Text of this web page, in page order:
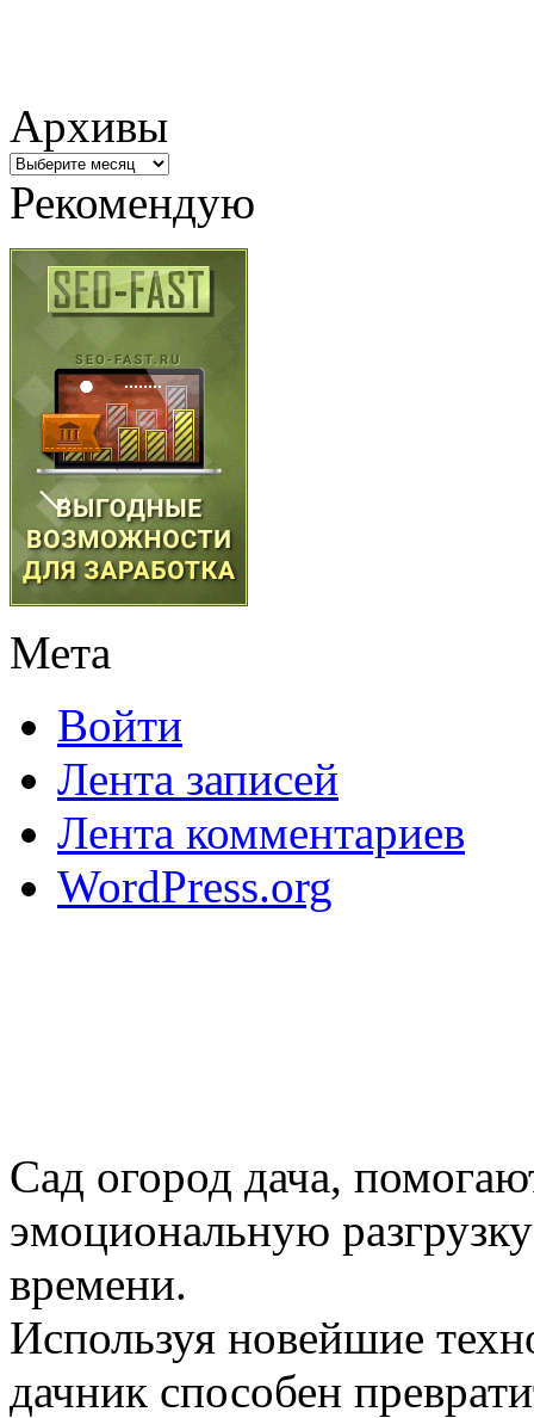
Архивы
Архивы
Рекомендую
Мета
Войти
Лента записей
Лента комментариев
WordPress.org
Сад огород дача,
эмоциональную
времени.
Используя новейшие
дачник способен